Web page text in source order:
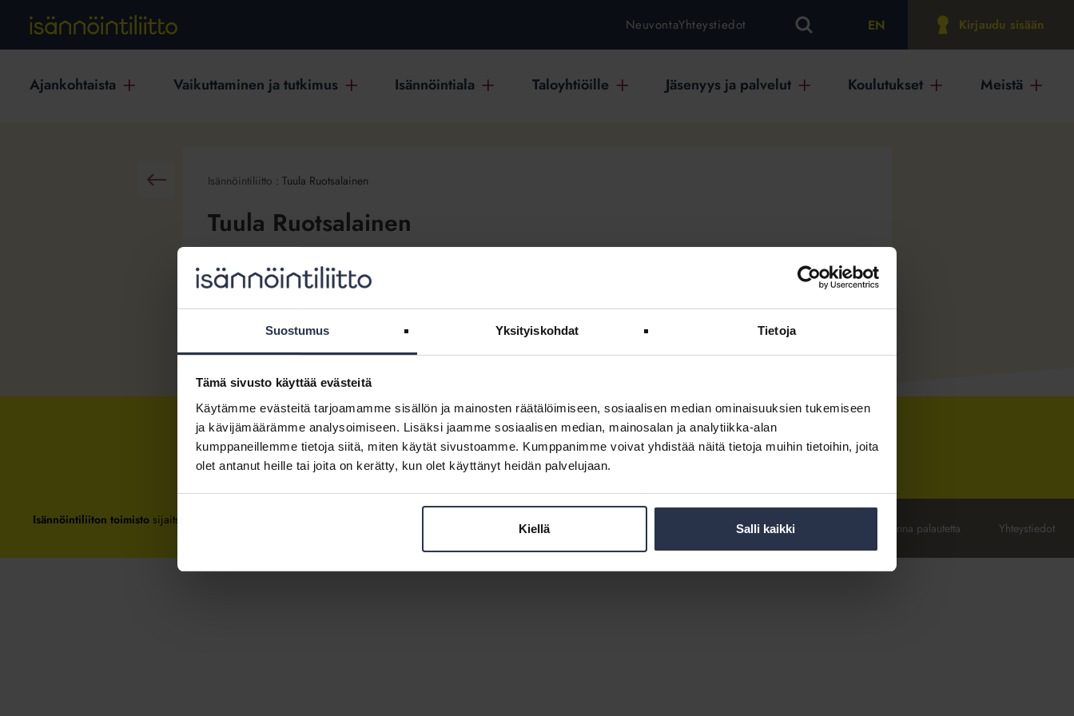
Suostumus Yksityiskohdat Tietoja
Tämä sivusto käyttää evästeitä
Käytämme evästeitä tarjoamamme sisällön ja mainosten räätälöimiseen, sosiaalisen median ominaisuuksien tukemiseen
ja kävijämäärämme analysoimiseen. Lisäksi jaamme sosiaalisen median, mainosalan ja analytiikka-alan
kumppaneillemme tietoja siitä, miten käytät sivustoamme. Kumppanimme voivat yhdistää näitä tietoja muihin tietoihin, joita
olet antanut heille tai joita on kerätty, kun olet käyttänyt heidän palvelujaan.
Kiellä Salli kaikki
NeuvontaYhteystiedot EN Kirjaudu sisään
Ajankohtaista Vaikuttaminen ja tutkimus Isännöintiala Taloyhtiöille Jäsenyys ja palvelut Koulutukset Meistä
Takaisin Isännöintiliitto : Tuula Ruotsalainen
Tuula Ruotsalainen
Yritys- ja nimitysuutinen
Jaa somessa
Isännöintiliitto
LinkedInissä
Isännöintiliitto
Facebookissa
Isännöintiliitto
Instagrammissa
Isännöintiliiton toimistosijaitsee Hakaniemessä Helsingissä.
Anna palautetta Yhteystiedot